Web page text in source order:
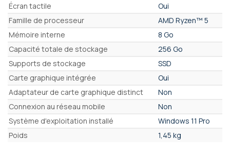
Écran tactile
Oui
Famille de processeur
AMD Ryzen™ 5
Mémoire interne
8 Go
Capacité totale de stockage
256 Go
Supports de stockage
SSD
Carte graphique intégrée
Oui
Adaptateur de carte graphique distinct
Non
Connexion au réseau mobile
Non
Système d'exploitation installé
Windows 11 Pro
Poids
1,45 kg